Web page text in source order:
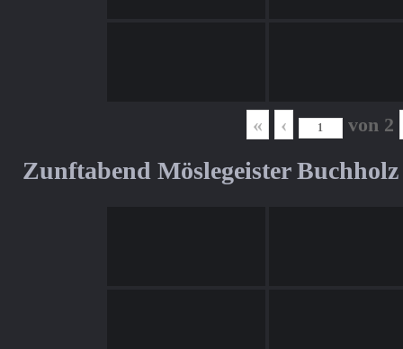
« ‹ von 2
Zunftabend Möslegeister Buchholz